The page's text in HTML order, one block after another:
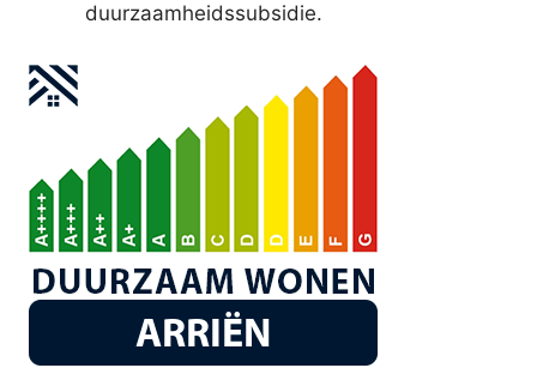
duurzaamheidssubsidie.